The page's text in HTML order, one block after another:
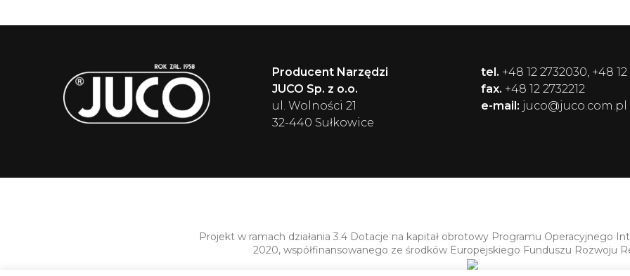
Producent Narzędzi
JUCO Sp. z o.o.
ul. Wolności 21
32-440 Sułkowice
tel. +48 12 2732030, +48 12
fax. +48 12 2732212
e-mail: juco@juco.com.pl
Projekt w ramach działania 3.4 Dotacje na kapitał obrotowy Programu Operacyjnego
2020, współfinansowanego ze środków Europejskiego Funduszu Rozwoju